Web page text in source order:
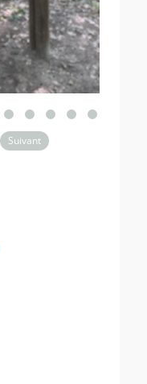
Suivant